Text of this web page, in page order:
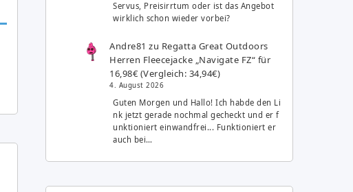
Servus, Preisirrtum oder ist das Angebot
wirklich schon wieder vorbei?
Andre81 zu Regatta Great Outdoors
Herren Fleecejacke „Navigate FZ“ für
16,98€ (Vergleich: 34,94€)
4. August 2026
Guten Morgen und Hallo! Ich habde den Li
nk jetzt gerade nochmal gecheckt und er f
unktioniert einwandfrei... Funktioniert er
auch bei…